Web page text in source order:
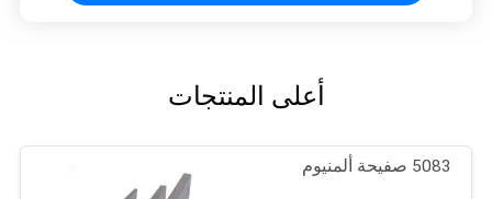
أعلى المنتجات
5083 صفيحة ألمنيوم